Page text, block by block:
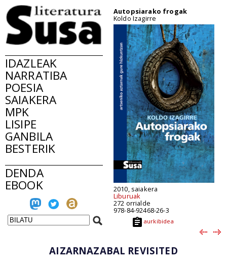
IDAZLEAK
NARRATIBA
POESIA
SAIAKERA
MPK
LISIPE
GANBILA
BESTERIK
DENDA
EBOOK
Autopsiarako frogak
Koldo Izagirre
2010, saiakera
Liburuak
272 orrialde
978-84-92468-26-3
aurkibidea
AIZARNAZABAL REVISITED